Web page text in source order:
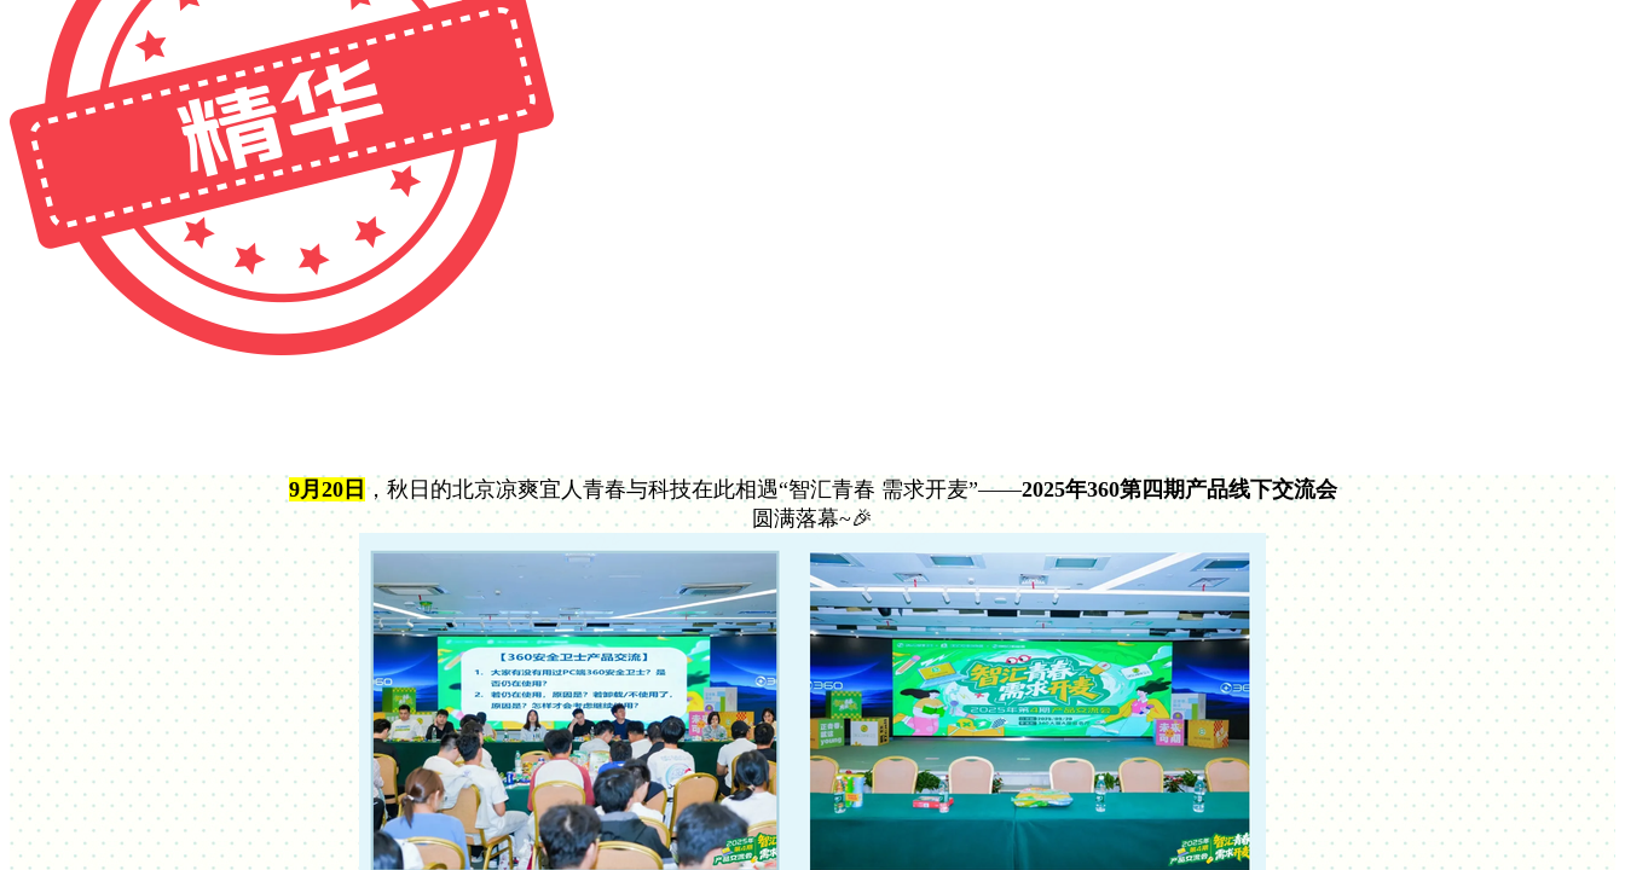
9月20日 ，秋日的北京凉爽宜人青春与科技在此相遇“智汇青春 需求开麦”——2025年360第四期产品线下交流会
圆满落幕~🎉